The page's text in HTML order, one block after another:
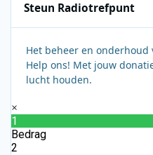
Steun Radiotrefpunt
Het beheer en onderhoud
Help ons! Met jouw
lucht houden.